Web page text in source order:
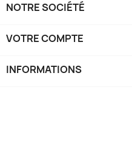
NOTRE SOCIÉTÉ
VOTRE COMPTE
INFORMATIONS